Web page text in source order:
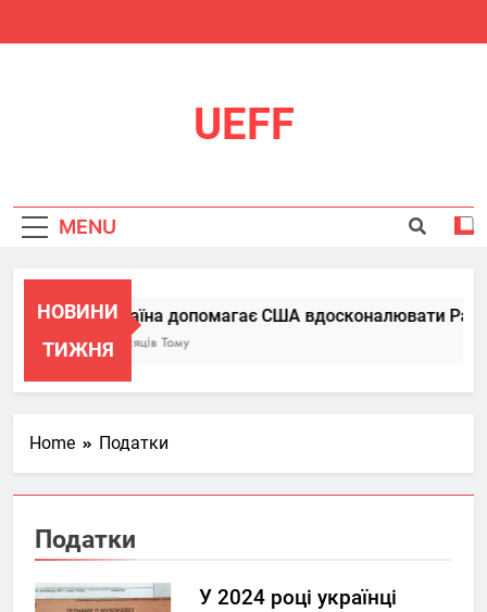
UEFF
MENU
НОВИНИ
ТИЖНЯ
Україна допомагає США вдосконалювати
6 Місяців Тому
Home Податки
Податки
У 2024 році українці